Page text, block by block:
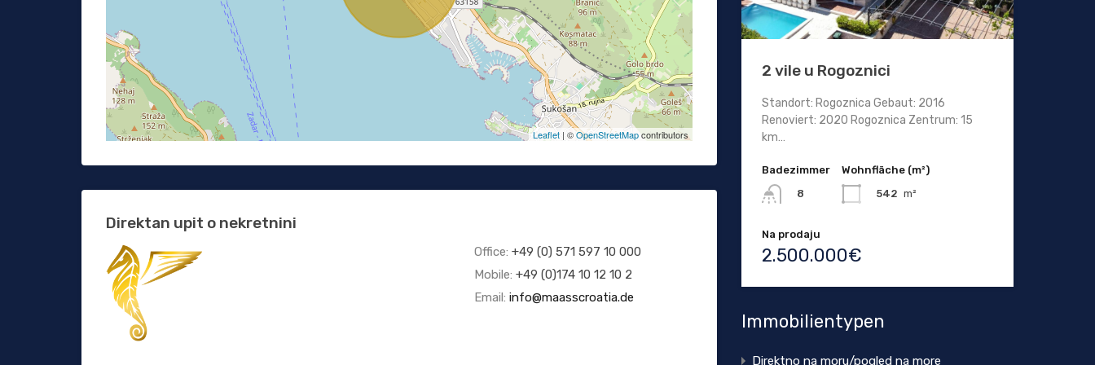
Leaflet| ©OpenStreetMapcontributors
Direktan upit o nekretnini
Office: +49 (0) 571 597 10 000
Mobile: +49 (0)174 10 12 10 2
Email: info@maasscroatia.de
2 vile u Rogoznici
Standort: Rogoznica Gebaut: 2016
Renoviert: 2020 Rogoznica Zentrum: 15
km…
Badezimmer
8
Wohnfläche (m²)
542 m²
Na prodaju
2.500.000€
Immobilientypen
Direktno na moru/pogled na more